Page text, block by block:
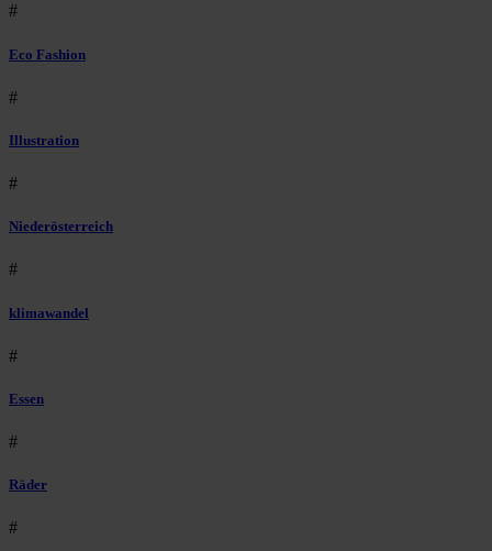
#
Eco Fashion
#
Illustration
#
Niederösterreich
#
klimawandel
#
Essen
#
Räder
#